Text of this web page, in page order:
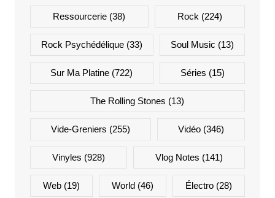
Ressourcerie (38) Rock (224)
Rock Psychédélique(33) Soul Music (13)
Sur Ma Platine (722) Séries (15)
The Rolling Stones (13)
Vide-Greniers (255) Vidéo (346)
Vinyles (928) Vlog Notes (141)
Web(19) World (46) Électro (28)